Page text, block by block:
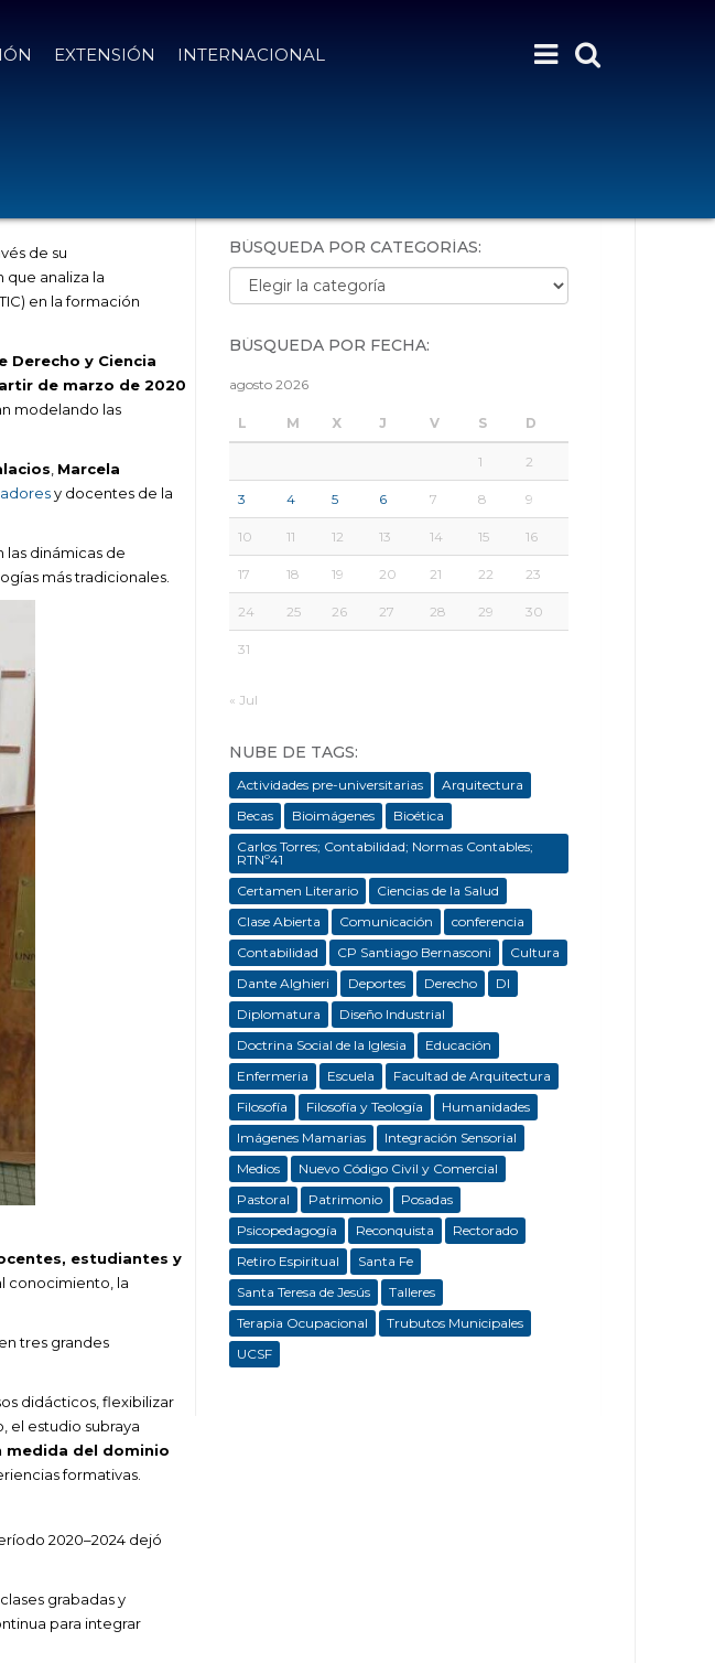
EXTENSIÓN INTERNACIONAL
de su
que analiza la
en la formación
Derecho y Ciencia
de marzo de 2020
modelando las
Marcela
y docentes de la
dinámicas de
más tradicionales.
estudiantes y
conocimiento, la
tres grandes
didácticos, flexibilizar
el estudio subraya
medida del dominio
formativas.
2020–2024 dejó
grabadas y
para integrar
BÚSQUEDA POR CATEGORÍAS:
Búsqueda por categorías:
BÚSQUEDA POR FECHA:
agosto 2026
L M X J V S D
1 2
3 4 5 6 7 8 9
10 11 12 13 14 15 16
17 18 19 20 21 22 23
24 25 26 27 28 29 30
31
« Jul
NUBE DE TAGS:
Actividades pre-universitarias
Arquitectura
Becas
Bioimágenes
Bioética
Carlos Torres; Contabilidad; Normas Contables;
RTNº41
Certamen Literario
Ciencias de la Salud
Clase Abierta
Comunicación
conferencia
Contabilidad
CP Santiago Bernasconi
Cultura
Dante Alghieri
Deportes Derecho
DI
Diplomatura
Diseño Industrial
Doctrina Social de la Iglesia
Educación
Enfermeria
Escuela
Facultad de Arquitectura
Filosofía
Filosofía y Teología
Humanidades
Imágenes Mamarias
Integración Sensorial
Medios
Nuevo Código Civil y Comercial
Pastoral
Patrimonio
Posadas
Psicopedagogía
Reconquista
Rectorado
Retiro Espiritual
Santa Fe
Santa Teresa de Jesús
Talleres
Terapia Ocupacional
Trubutos Municipales
UCSF